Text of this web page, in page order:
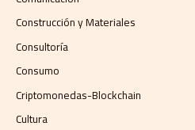
Construcción y Materiales
Consultoría
Consumo
Criptomonedas-Blockchain
Cultura